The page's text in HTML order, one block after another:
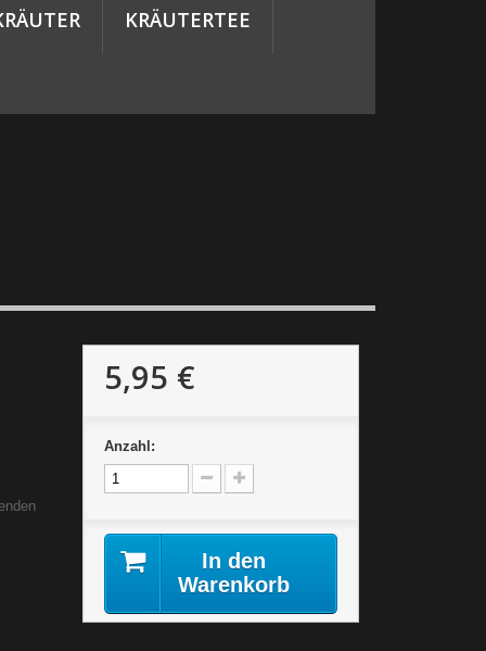
KRÄUTERTEE
5,95 €
Anzahl:
In den
Warenkorb